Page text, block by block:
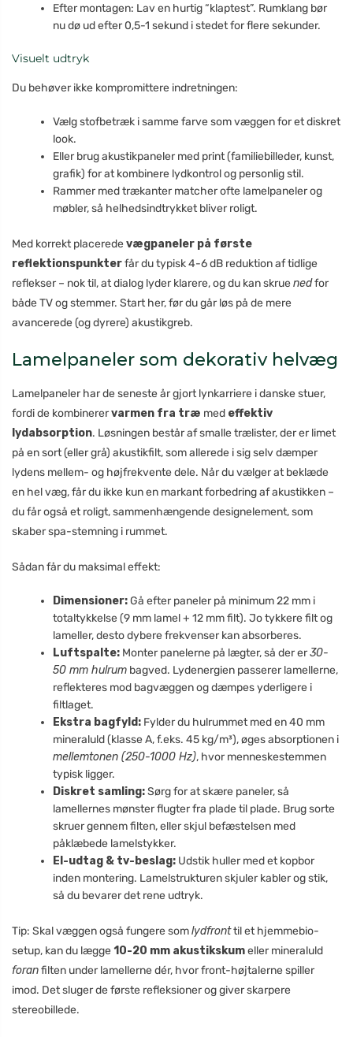
Efter montagen: Lav en hurtig “klaptest”. Rumklang bør
nu dø ud efter 0,5-1 sekund i stedet for flere sekunder.
Visuelt udtryk
Du behøver ikke kompromittere indretningen:
Vælg stofbetræk i samme farve som væggen for et diskret
look.
Eller brug akustikpaneler med print (familiebilleder, kunst,
grafik) for at kombinere lydkontrol og personlig stil.
Rammer med trækanter matcher ofte lamelpaneler og
møbler, så helhedsindtrykket bliver roligt.
Med korrekt placeredevægpaneler på første
reflektionspunkterfår du typisk 4-6 dB reduktion af tidlige
reflekser – nok til, at dialog lyder klarere, og du kan skruenedfor
både TV og stemmer. Start her, før du går løs på de mere
avancerede (og dyrere) akustikgreb.
Lamelpaneler som dekorativ helvæg
Lamelpaneler har de seneste år gjort lynkarriere i danske stuer,
fordi de kombinerervarmen fra træ med effektiv
lydabsorption. Løsningen består af smalle trælister, der er limet
på en sort (eller grå) akustikfilt, som allerede i sig selv dæmper
lydens mellem- og højfrekvente dele. Når du vælger at beklæde
en hel væg, får du ikke kun en markant forbedring af akustikken –
du får også et roligt, sammenhængende design­element, som
skaber spa-stemning i rummet.
Sådan får du maksimal effekt:
Dimensioner:Gå efter paneler på minimum 22 mm i
totaltykkelse (9 mm lamel + 12 mm filt). Jo tykkere filt og
lameller, desto dybere frekvenser kan absorberes.
Luftspalte: Monter panelerne på lægter, så der er30-
50 mm hulrum bagved. Lydenergien passerer lamellerne,
reflekteres mod bagvæggen og dæmpes yderligere i
filtlaget.
Ekstra bagfyld: Fylder du hulrummet med en 40 mm
mineraluld (klasse A, f.eks. 45 kg/m³), øges absorptionen i
mellemtonen (250-1000 Hz), hvor menneskestemmen
typisk ligger.
Diskret samling:Sørg for at skære paneler, så
lamellernes mønster flugter fra plade til plade. Brug sorte
skruer gennem filten, eller skjul befæstelsen med
påklæbede lamelstykker.
El-udtag & tv-beslag: Udstik huller med et kopbor
inden montering. Lamelstrukturen skjuler kabler og stik,
så du bevarer det rene udtryk.
Tip: Skal væggen også fungere somlydfronttil et hjemmebio-
setup, kan du lægge10-20 mm akustikskumeller mineraluld
foranfilten under lamellerne dér, hvor front-højtalerne spiller
imod. Det sluger de første refleksioner og giver skarpere
stereobillede.